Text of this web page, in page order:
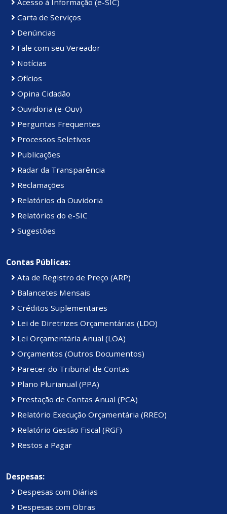
Carta de Serviços
Denúncias
Fale com seu Vereador
Notícias
Ofícios
Opina Cidadão
Ouvidoria (e-Ouv)
Perguntas Frequentes
Processos Seletivos
Publicações
Radar da Transparência
Reclamações
Relatórios da Ouvidoria
Relatórios do e-SIC
Sugestões
Contas Públicas:
Ata de Registro de Preço (ARP)
Balancetes Mensais
Créditos Suplementares
Lei de Diretrizes Orçamentárias (LDO)
Lei Orçamentária Anual (LOA)
Orçamentos (Outros Documentos)
Parecer do Tribunal de Contas
Plano Plurianual (PPA)
Prestação de Contas Anual (PCA)
Relatório Execução Orçamentária (RREO)
Relatório Gestão Fiscal (RGF)
Restos a Pagar
Despesas:
Despesas com Diárias
Despesas com Obras